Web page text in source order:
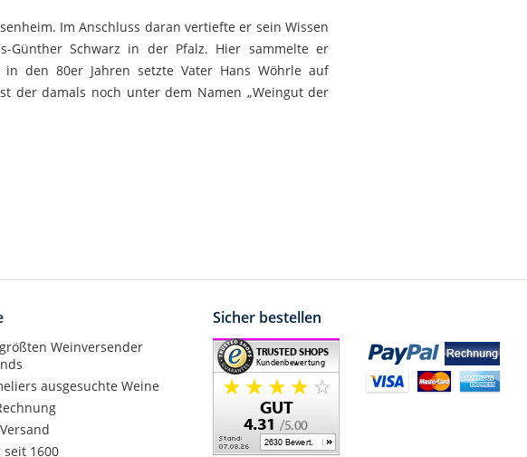
Im Anschluss daran vertiefte er sein Wissen
Günther Schwarz in der Pfalz. Hier sammelte er
den 80er Jahren setzte Vater Hans Wöhrle auf
der damals noch unter dem Namen „Weingut der
Weinversender
ausgesuchte Weine
1600
Sicher bestellen